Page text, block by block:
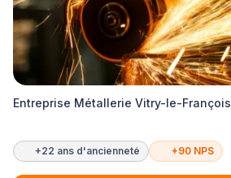
Entreprise Métallerie Vitry-le-François
+22 ans d'ancienneté +90 NPS